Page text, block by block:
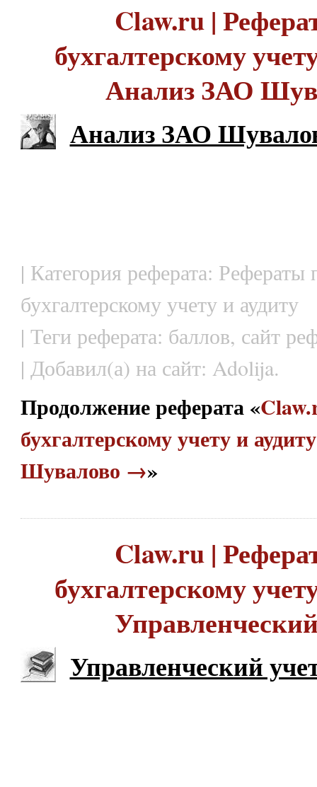
Claw.ru |
бухгалтерскому
Анализ ЗАО
Анализ ЗАО
| Категория реферата: Рефераты
бухгалтерскому учету и аудиту
| Теги реферата: баллов, сайт
| Добавил(а) на сайт: Adolija.
Продолжение реферата «
бухгалтерскому учету и
Шувалово →»
Claw.ru |
бухгалтерскому
Управленческий